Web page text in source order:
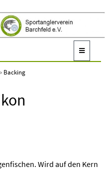
› Backing
Wird auf den Kern